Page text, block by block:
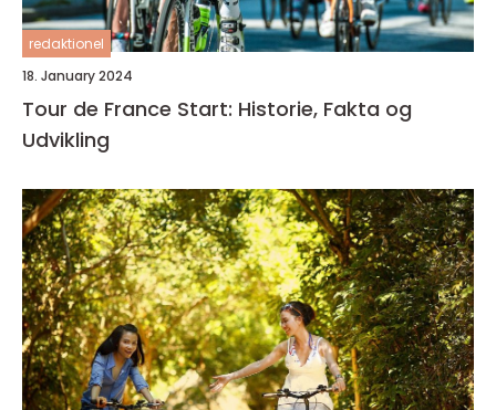
redaktionel
18. January 2024
Tour de France Start: Historie, Fakta og
Udvikling